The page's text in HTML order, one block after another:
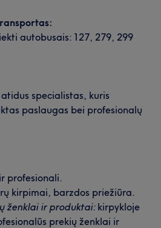
autobusais: 127, 279, 299
specialistas, kuris
paslaugas bei profesionalų
profesionali.
kirpimai, barzdos priežiūra.
ženklai ir produktai: kirpykloje
prekių ženklai ir